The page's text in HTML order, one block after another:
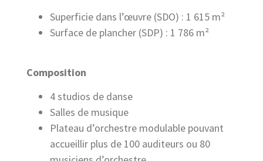
Superficie dans l’œuvre (SDO) : 1 615 m²
Surface de plancher (SDP) : 1 786 m²
Composition
4 studios de danse
Salles de musique
Plateau d’orchestre modulable pouvant
accueillir plus de 100 auditeurs ou 80